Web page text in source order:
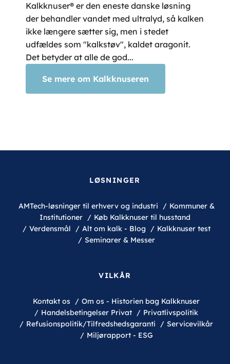
Kalkknuser® er den eneste danske løsning
der behandler vandet med ultralyd, så kalken
ikke længere sætter sig, men i stedet
udfældes som "kalkstøv", kaldet aragonit.
Det betyder at alle de god...
Se mere om Kalkknuseren
LØSNINGER
AMTech-løsninger til erhverv og industri
Kommuner &
Institutioner
Køb Kalkknuser til husstand
Verdensmål
Alt om kalk - Blog
Kalkknuser test
Seminarer & Messer
VILKÅR
Kontakt os
Om os - Historien bag Kalkknuser
Handelsbetingelser Privat
Privatlivspolitik
Refusionspolitik/Tilfredshedsgaranti
Servicevilkår
Miljørapport - ESG